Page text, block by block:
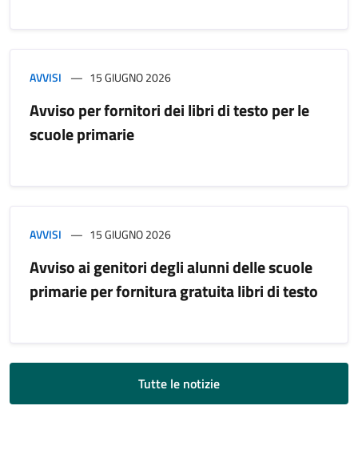
AVVISI 15 GIUGNO 2026
Avviso per fornitori dei libri di testo per le
scuole primarie
AVVISI 15 GIUGNO 2026
Avviso ai genitori degli alunni delle scuole
primarie per fornitura gratuita libri di testo
Tutte le notizie